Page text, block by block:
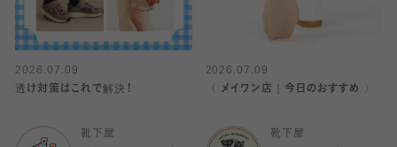
2026.07.09
透け対策はこれで解決！
靴下屋
2026.07.09
〈 メイワン店｜今日のおすすめ 〉
靴下屋